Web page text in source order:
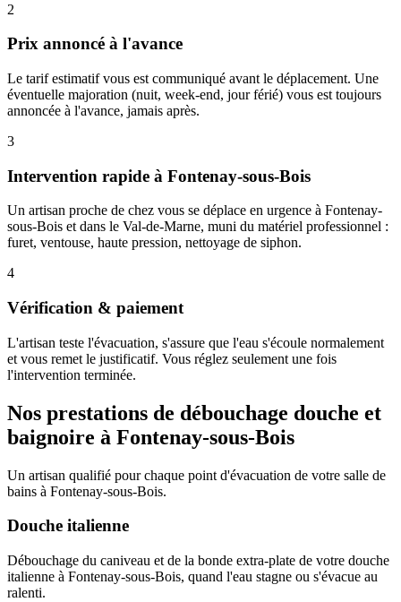
2
Prix annoncé à l'avance
Le tarif estimatif vous est communiqué avant le déplacement. Une
éventuelle majoration (nuit, week-end, jour férié) vous est toujours
annoncée à l'avance, jamais après.
3
Intervention rapide à Fontenay-sous-Bois
Un artisan proche de chez vous se déplace en urgence à Fontenay-
sous-Bois et dans le Val-de-Marne, muni du matériel professionnel :
furet, ventouse, haute pression, nettoyage de siphon.
4
Vérification & paiement
L'artisan teste l'évacuation, s'assure que l'eau s'écoule normalement
et vous remet le justificatif. Vous réglez seulement une fois
l'intervention terminée.
Nos prestations de débouchage douche et
baignoire à Fontenay-sous-Bois
Un artisan qualifié pour chaque point d'évacuation de votre salle de
bains à Fontenay-sous-Bois.
Douche italienne
Débouchage du caniveau et de la bonde extra-plate de votre douche
italienne à Fontenay-sous-Bois, quand l'eau stagne ou s'évacue au
ralenti.